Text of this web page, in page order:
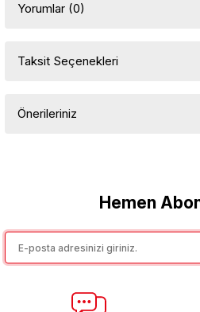
Yorumlar (0)
Taksit Seçenekleri
Önerileriniz
Görüş ve önerileriniz için teşekkür
Ürün resmi kalitesiz, bozuk veya
Ürün fiyatı diğer sitelerden daha pahalı.
Hemen